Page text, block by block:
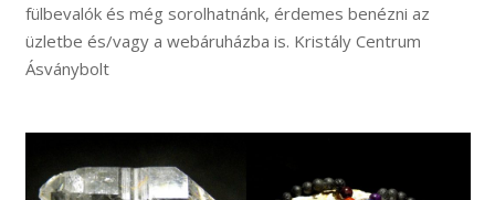
EN
fülbevalók és még sorolhatnánk, érdemes benézni az
üzletbe és/vagy a webáruházba is. Kristály Centrum
Ásványbolt